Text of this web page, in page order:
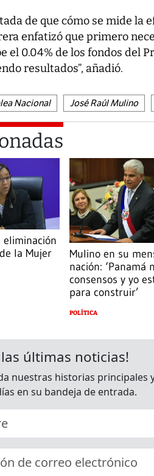
de que cómo se mide la
enfatizó que primero
el 0.04% de los fondos del
resultados”, añadió.
Nacional José Raúl Mulino
eliminación
la Mujer
Mulino en su
nación: ‘Panamá
consensos y yo
para construir’
POLÍTICA